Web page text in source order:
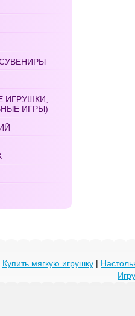
ИГРУШКИ,
ИГРЫ)
Купить мягкую игрушку |